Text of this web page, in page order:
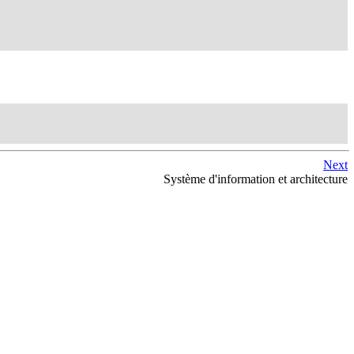
Next
Système d'information et architecture